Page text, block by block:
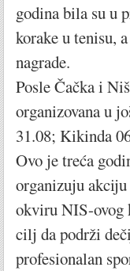
godina bila su u
korake u tenisu,
nagrade.
Posle Čačka i
organizovana u
31.08; Kikinda
Ovo je treća
organizuju
okviru NIS-ovog
cilj da podrži
profesionalan